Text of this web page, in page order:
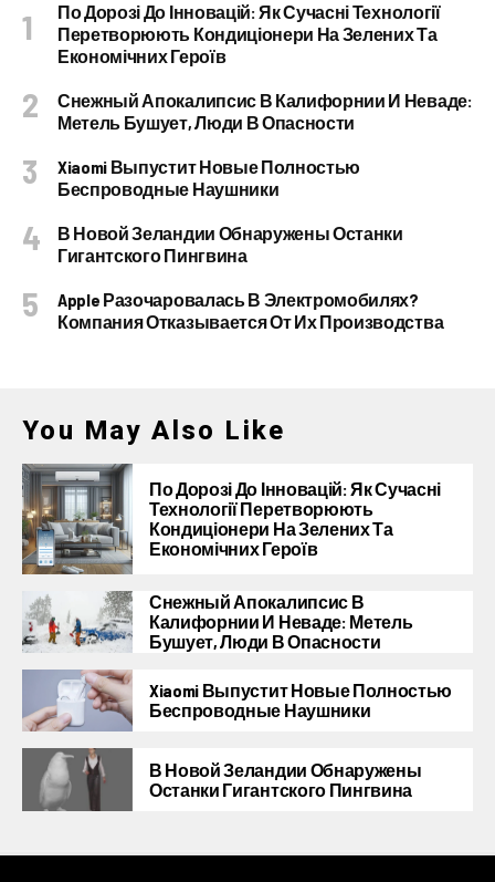
По Дорозі До Інновацій: Як Сучасні Технології
Перетворюють Кондиціонери На Зелених Та
Економічних Героїв
Снежный Апокалипсис В Калифорнии И Неваде:
Метель Бушует, Люди В Опасности
Xiaomi Выпустит Новые Полностью
Беспроводные Наушники
В Новой Зеландии Обнаружены Останки
Гигантского Пингвина
Apple Разочаровалась В Электромобилях?
Компания Отказывается От Их Производства
You May Also Like
По Дорозі До Інновацій: Як Сучасні
Технології Перетворюють
Кондиціонери На Зелених Та
Економічних Героїв
Снежный Апокалипсис В
Калифорнии И Неваде: Метель
Бушует, Люди В Опасности
Xiaomi Выпустит Новые Полностью
Беспроводные Наушники
В Новой Зеландии Обнаружены
Останки Гигантского Пингвина